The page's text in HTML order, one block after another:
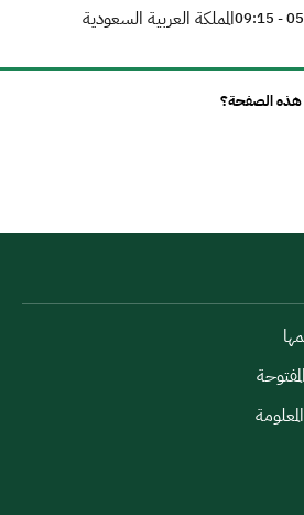
05/ المملكة العربية السعودية
هذه الصفحة؟